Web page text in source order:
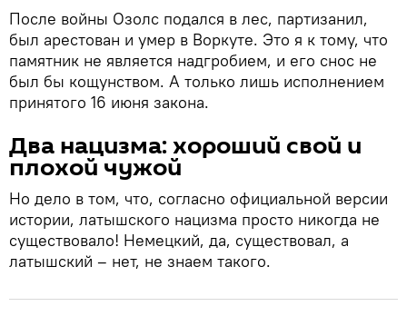
После войны Озолс подался в лес, партизанил,
был арестован и умер в Воркуте. Это я к тому, что
памятник не является надгробием, и его снос не
был бы кощунством. А только лишь исполнением
принятого 16 июня закона.
Два нацизма: хороший свой и
плохой чужой
Но дело в том, что, согласно официальной версии
истории, латышского нацизма просто никогда не
существовало! Немецкий, да, существовал, а
латышский – нет, не знаем такого.